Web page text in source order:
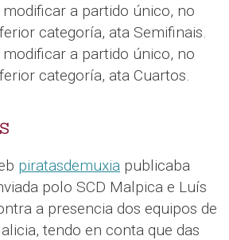
modificar a partido único, no
categoría, ata Semifinais.
a partido único, no
categoría, ata Cuartos.
piratasdemuxia publicaba
polo SCD Malpica e Luís
a presencia dos equipos de
tendo en conta que das